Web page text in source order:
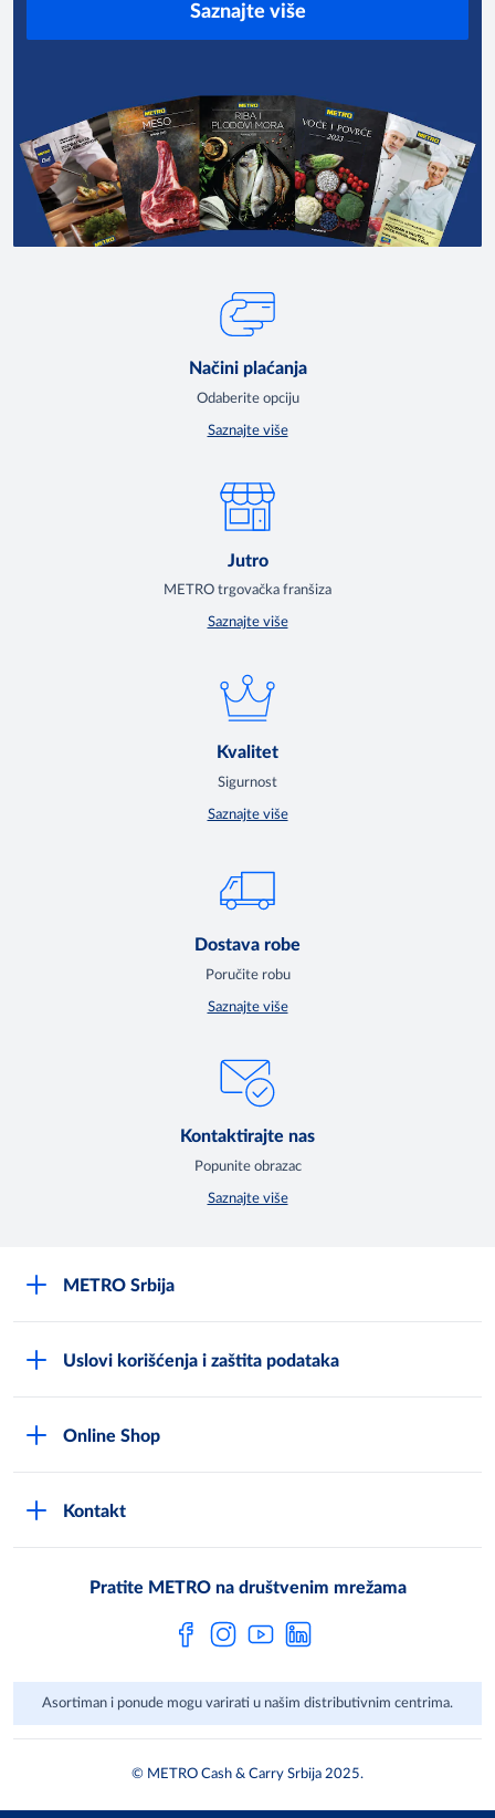
Saznajte više
Načini plaćanja
Odaberite opciju
Saznajte više
Jutro
METRO trgovačka franšiza
Saznajte više
Kvalitet
Sigurnost
Saznajte više
Dostava robe
Poručite robu
Saznajte više
Kontaktirajte nas
Popunite obrazac
Saznajte više
METRO Srbija
Često postavljana pitanja
Uslovi korišćenja i zaštita podataka
Online Shop
Kontakt
Pratite METRO na društvenim mrežama
Asortiman i ponude mogu varirati u našim distributivnim centrima.
© METRO Cash & Carry Srbija 2025.